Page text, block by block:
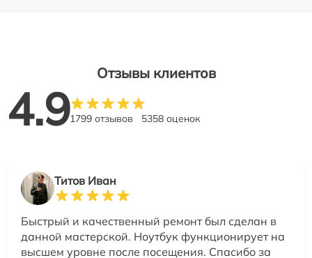
Отзывы клиентов
4.91799 отзывов 5358 оценок
Титов Иван
Быстрый и качественный ремонт был сделан в
данной мастерской. Ноутбук функционирует на
высшем уровне после посещения. Спасибо за